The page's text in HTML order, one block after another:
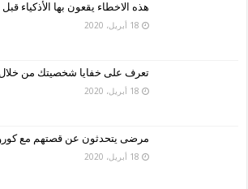
هذه الاخطاء يقعون بها الأذكياء
18 أبريل، 2020
تعرف على خفايا شخصيتك من خلال
18 أبريل، 2020
مرضى يتحدثون عن قصتهم مع
18 أبريل، 2020